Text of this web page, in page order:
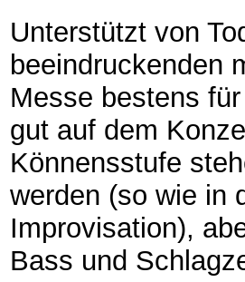
Unterstützt von
beeindruckenden
Messe bestens
gut auf dem
Könnensstufe
werden (so wie in
Improvisation),
Bass und